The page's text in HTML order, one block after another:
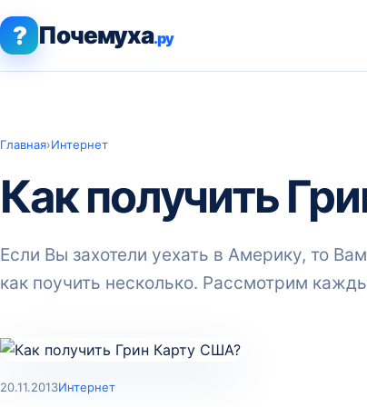
? Почемуха.ру
Главная›Интернет
Как получить
Если Вы захотели уехать в Америку, то
как поучить несколько. Рассмотрим
20.11.2013Интернет